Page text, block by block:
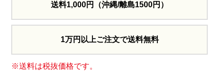
送料1,000円 （沖縄/離島1500円）
1万円以上ご注文で送料無料
※送料は税抜価格です。